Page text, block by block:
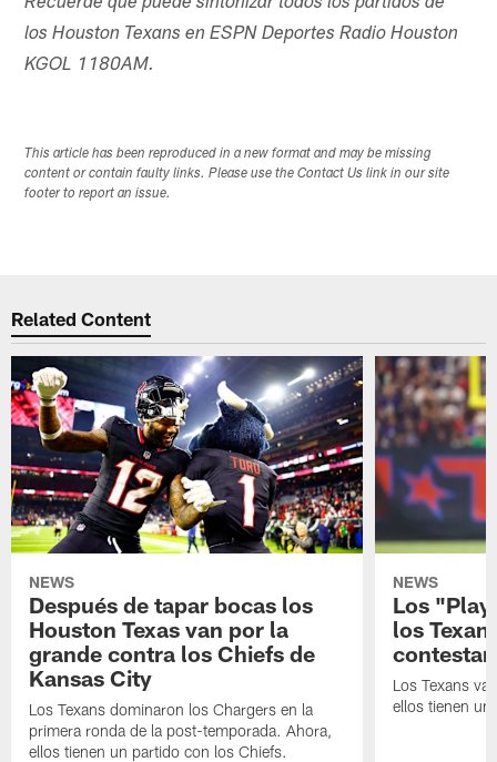
los Houston Texans en ESPN Deportes Radio Houston
KGOL 1180AM.
This article has been reproduced in a new format and may be missing
content or contain faulty links. Please use the Contact Us link in our site
footer to report an issue.
Related Content
NEWS
Después de tapar bocas los
Houston Texas van por la
grande contra los Chiefs de
Kansas City
Los Texans dominaron los Chargers en la
primera ronda de la post-temporada. Ahora,
ellos tienen un partido con los Chiefs.
NEWS
Los
los
contestar
Los Texans
ellos tienen un